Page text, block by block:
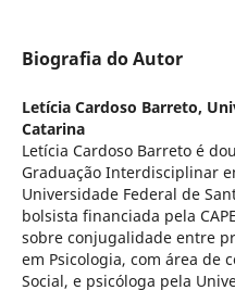
Biografia do Autor
Letícia Cardoso Barreto,
Catarina
Letícia Cardoso Barreto é
Graduação Interdisciplinar
Universidade Federal de
bolsista financiada pela
sobre conjugalidade entre
em Psicologia, com área de
Social, e psicóloga pela